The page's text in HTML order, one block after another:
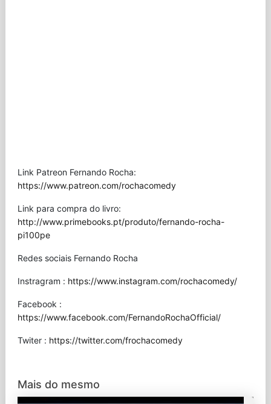
Link Patreon Fernando Rocha:
https://www.patreon.com/rochacomedy
Link para compra do livro:
http://www.primebooks.pt/produto/fernando-rocha-
pi100pe
Redes sociais Fernando Rocha
Instragram : https://www.instagram.com/rochacomedy/
Facebook :
https://www.facebook.com/FernandoRochaOfficial/
Twiter : https://twitter.com/frochacomedy
Mais do mesmo